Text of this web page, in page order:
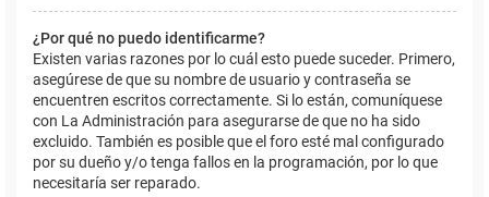
¿Por qué no puedo identificarme?
Existen varias razones por lo cuál esto puede suceder. Primero,
asegúrese de que su nombre de usuario y contraseña se
encuentren escritos correctamente. Si lo están, comuníquese
con La Administración para asegurarse de que no ha sido
excluido. También es posible que el foro esté mal configurado
por su dueño y/o tenga fallos en la programación, por lo que
necesitaría ser reparado.